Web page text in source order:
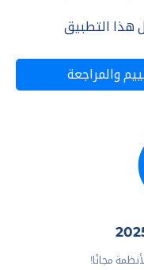
هذا التطبيق
والمراجعة
مجانًا!